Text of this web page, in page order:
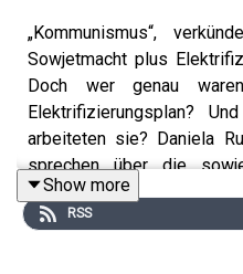
„Kommunismus“,
Sowjetmacht plus
Doch wer genau
Elektrifizierungsplan?
arbeiteten sie? Daniela
sprechen über die
1920er-Jahre und das
als „komplexes
Show more
RSS